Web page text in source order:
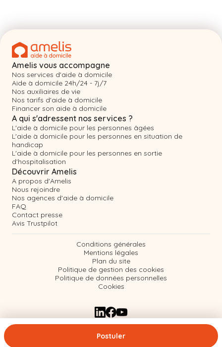
Postuler
Amelis vous accompagne
Nos services d'aide à domicile
Aide à domicile 24h/24 - 7j/7
Nos auxiliaires de vie
Nos tarifs d'aide à domicile
Financer son aide à domicile
A qui s'adressent nos services ?
L'aide à domicile pour les personnes âgées
L'aide à domicile pour les personnes en situation de
handicap
L'aide à domicile pour les personnes en sortie
d'hospitalisation
Découvrir Amelis
A propos d'Amelis
Nous rejoindre
Nos agences d'aide à domicile
FAQ
Contact presse
Avis Trustpilot
Conditions générales
Mentions légales
Plan du site
Politique de gestion des cookies
Politique de données personnelles
Cookies
© 2026 Amelis - Tous droits réservés